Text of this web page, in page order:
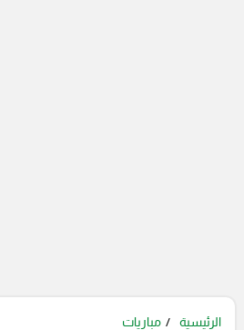
الرئيسية
مباريات